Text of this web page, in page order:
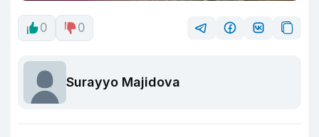
0 0
Surayyo Majidova